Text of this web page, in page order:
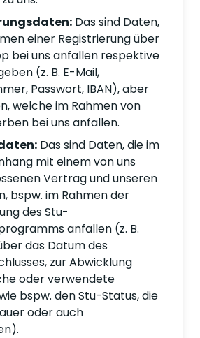
Das sind Daten,
einer Registrierung über
bei uns anfallen respektive
(z. B. E-Mail,
Passwort, IBAN), aber
welche im Rahmen von
bei uns anfallen.
Das sind Daten, die im
mit einem von uns
Vertrag und unseren
bspw. im Rahmen der
des Stu-
anfallen (z. B.
das Datum des
zur Abwicklung
oder verwendete
bspw. den Stu-Status, die
oder auch